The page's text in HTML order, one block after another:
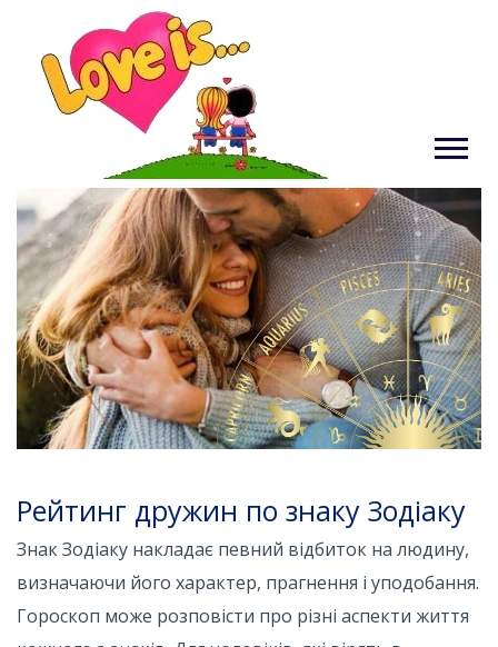
Рейтинг дружин по знаку Зодіаку
Знак Зодіаку накладає певний відбиток на людину,
визначаючи його характер, прагнення і уподобання.
Гороскоп може розповісти про різні аспекти життя